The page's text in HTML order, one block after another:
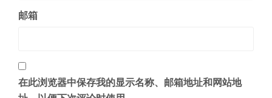
邮箱
在此浏览器中保存我的显示名称、邮箱地址和网站地